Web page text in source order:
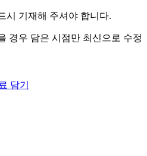
시 기재해 주셔야 합니다.
경우 담은 시점만 최신으로 수정
담기